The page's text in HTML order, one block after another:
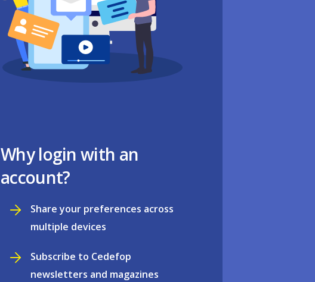
Why login with an
account?
Share your preferences across
multiple devices
Subscribe to Cedefop
newsletters and magazines